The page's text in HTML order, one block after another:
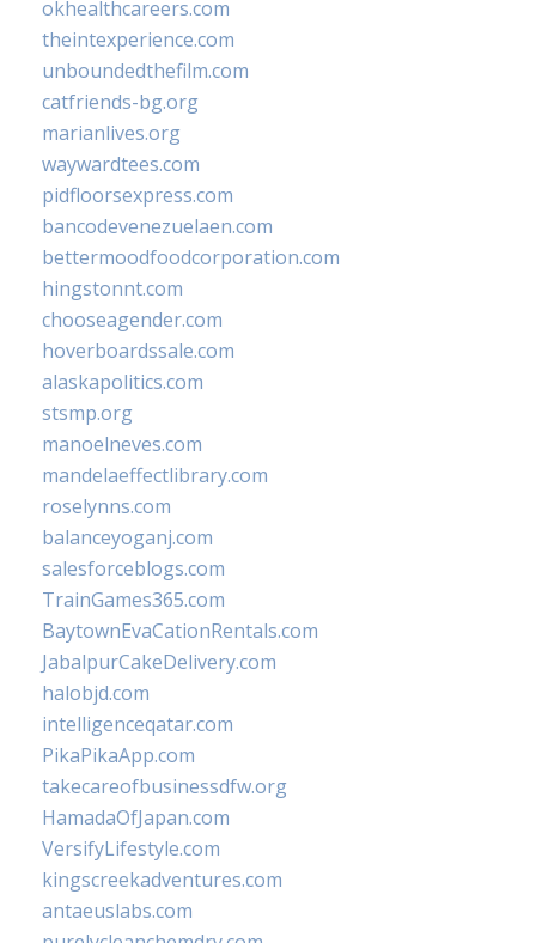
okhealthcareers.com
theintexperience.com
unboundedthefilm.com
catfriends-bg.org
marianlives.org
waywardtees.com
pidfloorsexpress.com
bancodevenezuelaen.com
bettermoodfoodcorporation.com
hingstonnt.com
chooseagender.com
hoverboardssale.com
alaskapolitics.com
stsmp.org
manoelneves.com
mandelaeffectlibrary.com
roselynns.com
balanceyoganj.com
salesforceblogs.com
TrainGames365.com
BaytownEvaCationRentals.com
JabalpurCakeDelivery.com
halobjd.com
intelligenceqatar.com
PikaPikaApp.com
takecareofbusinessdfw.org
HamadaOfJapan.com
VersifyLifestyle.com
kingscreekadventures.com
antaeuslabs.com